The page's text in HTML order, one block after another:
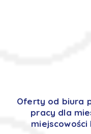
Oferty od biura
pracy dla
miejscowości